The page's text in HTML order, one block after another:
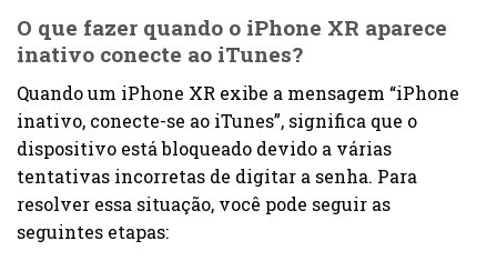
O que fazer quando o iPhone XR aparece
inativo conecte ao iTunes?
Quando um iPhone XR exibe a mensagem “iPhone
inativo, conecte-se ao iTunes”, significa que o
dispositivo está bloqueado devido a várias
tentativas incorretas de digitar a senha. Para
resolver essa situação, você pode seguir as
seguintes etapas: